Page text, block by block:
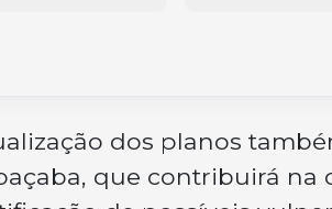
dos planos
que contribuirá na